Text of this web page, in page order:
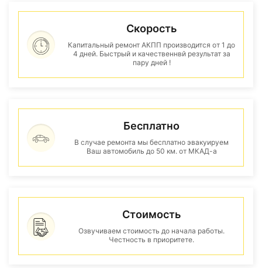
Скорость
Капитальный ремонт АКПП производится от 1 до
4 дней. Быстрый и качественнвй результат за
пару дней !
Бесплатно
В случае ремонта мы бесплатно эвакуируем
Ваш автомобиль до 50 км. от МКАД-а
Стоимость
Озвучиваем стоимость до начала работы.
Честность в приоритете.